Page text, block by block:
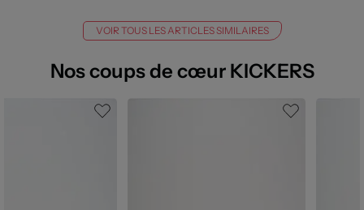
VOIR TOUS LES ARTICLES SIMILAIRES
Nos coups de cœur KICKERS